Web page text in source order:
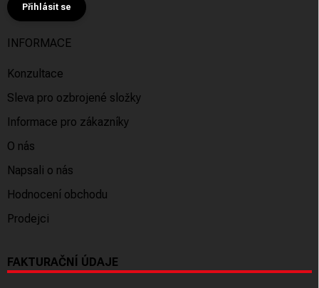
Přihlásit se
INFORMACE
Konzultace
Sleva pro ozbrojené složky
Informace pro zákazníky
O nás
Napsali o nás
Hodnocení obchodu
Prodejci
FAKTURAČNÍ ÚDAJE